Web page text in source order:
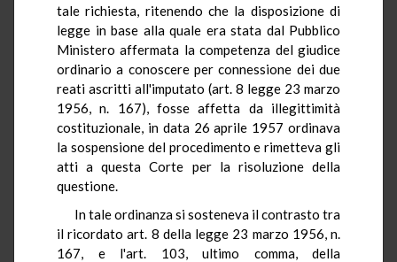
tale richiesta, ritenendo che la disposizione di
legge in base alla quale era stata dal Pubblico
Ministero affermata la competenza del giudice
ordinario a conoscere per connessione dei due
reati ascritti all'imputato (art. 8 legge 23 marzo
1956, n. 167), fosse affetta da illegittimità
costituzionale, in data 26 aprile 1957 ordinava
la sospensione del procedimento e rimetteva gli
atti a questa Corte per la risoluzione della
questione.
In tale ordinanza si sosteneva il contrasto tra
il ricordato art. 8 della legge 23 marzo 1956, n.
167, e l'art. 103, ultimo comma, della